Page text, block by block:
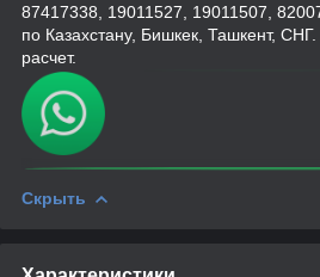
87417338, 19011527, 19011507,
по Казахстану, Бишкек, Ташкент,
расчет.
Скрыть